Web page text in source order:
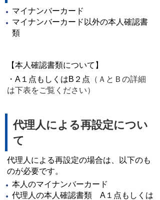
マイナンバーカード
マイナンバーカード以外の本人確認書
類
【本人確認書類について】
・A１点もしくはB２点 （ＡとＢの詳細
は下表をご覧ください）
代理人による再設定につい
て
代理人による再設定の場合は、以下のも
のが必要です。
本人のマイナンバーカード
代理人の本人確認書類 A１点もしくは